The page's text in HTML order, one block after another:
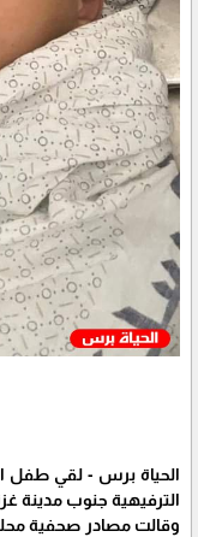
الحياة برس - لقي طفل
الترفيهية جنوب مدينة
وقالت مصادر صحفية